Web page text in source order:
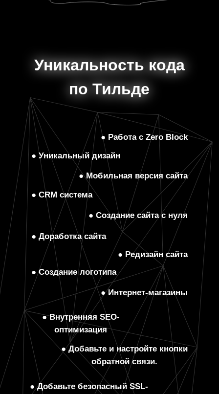
Уникальность кода
по Тильде
● Работа с Zero Block
● Уникальный дизайн
● Мобильная версия сайта
● CRM система
● Создание сайта с нуля
● Доработка сайта
● Редизайн сайта
● Создание логотипа
● Интернет-магазины
Уникальность кода
по Тильде
● Добавьте и настройте кнопки
обратной связи.
● Внутренняя SEO-
оптимизация
● Добавьте безопасный SSL-